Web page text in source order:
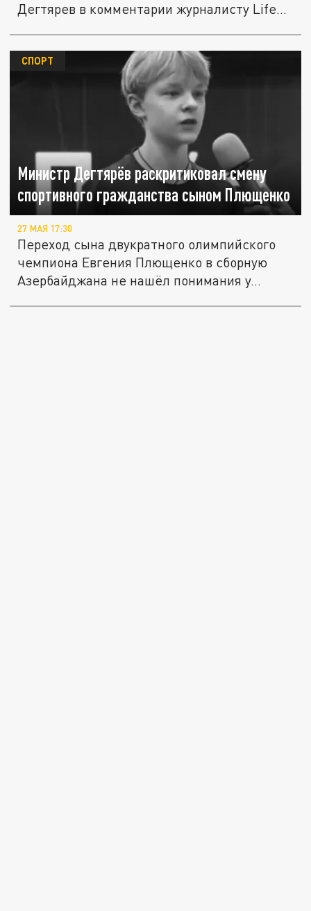
Дегтярев в комментарии журналисту Life...
Министр Дегтярёв раскритиковал смену
спортивного гражданства сыном Плющенко
СПОРТ
27 МАЯ 17:30
Переход сына двукратного олимпийского
чемпиона Евгения Плющенко в сборную
Азербайджана не нашёл понимания у...